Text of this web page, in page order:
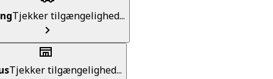
Tjekker tilgængelighed...
Tjekker tilgængelighed...